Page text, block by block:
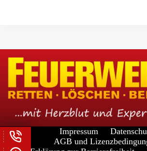
Impressum
AGB und